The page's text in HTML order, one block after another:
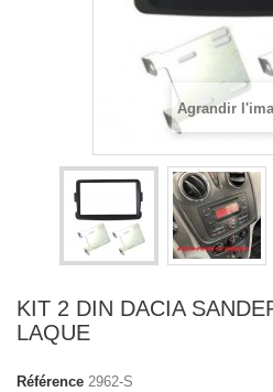
Agrandir
KIT 2 DIN DACIA
LAQUE
Référence 2962-S